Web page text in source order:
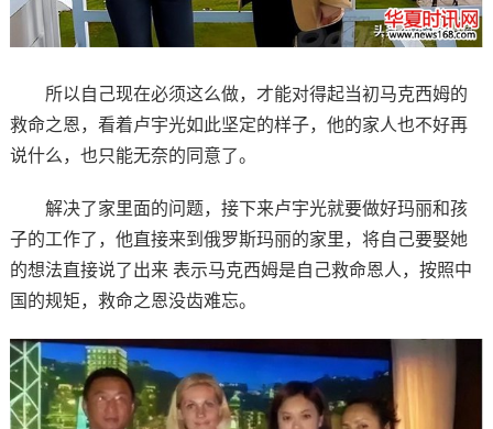
所以自己现在必须这么做，才能对得起当初马克西姆的
救命之恩，看着卢宇光如此坚定的样子，他的家人也不好再
说什么，也只能无奈的同意了。
解决了家里面的问题，接下来卢宇光就要做好玛丽和孩
子的工作了，他直接来到俄罗斯玛丽的家里，将自己要娶她
的想法直接说了出来 表示马克西姆是自己救命恩人，按照中
国的规矩，救命之恩没齿难忘。